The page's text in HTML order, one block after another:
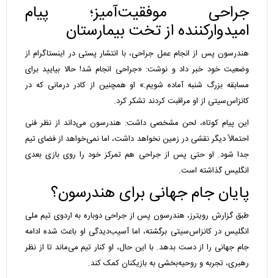
جراحی موفقیت‌آمیز؛ پیام
امیدوارکننده از تخت بیمارستان
هندرسون پس از انجام عمل جراحی، با انتشار پستی در اینستاگرام از
وضعیت خود خبر داد و نوشت: «جراحی انجام شد! حالا بیایید برای
مسابقه بزرگ شنبه آماده شویم.» او همچنین از کادر درمانی که در
کانزاس‌سیتی از او مراقبت کردند تشکر کرد.
این پیام کوتاه، لحن مشخصی داشت: هندرسون می‌داند از نظر فنی
احتمالاً دیگر نقشی در زمین نخواهد داشت، اما نمی‌خواهد از فضای تیم
جدا شود. او حتی پس از جراحی هم تمرکز خود را روی بازی بعدی
انگلیس گذاشته است.
پایان جام جهانی برای هندرسون؟
طبق گزارش رویترز، هندرسون پس از جراحی دوباره به اردوی تیم ملی
انگلیس در کانزاس‌سیتی برگشته، اما آسیب‌دیدگی او باعث شده ادامه
جام جهانی را از دست بدهد. با این حال، او کنار تیم می‌ماند تا از نظر
رهبری، تجربه و روحیه‌بخشی به بازیکنان کمک کند.